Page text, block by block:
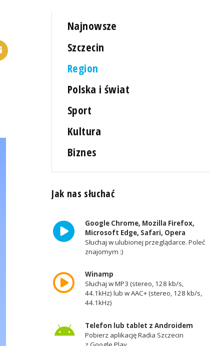
Najnowsze
Szczecin
Region
Polska i świat
Sport
Kultura
Biznes
Jak nas słuchać
Google Chrome, Mozilla Firefox,
Microsoft Edge, Safari, Opera
Słuchaj w ulubionej przeglądarce. Poleć
znajomym :)
Winamp
Słuchaj w MP3 (stereo, 128 kb/s,
44.1kHz) lub w AAC+ (stereo, 128 kb/s,
44.1kHz)
Telefon lub tablet z Androidem
Pobierz aplikację Radia Szczecin